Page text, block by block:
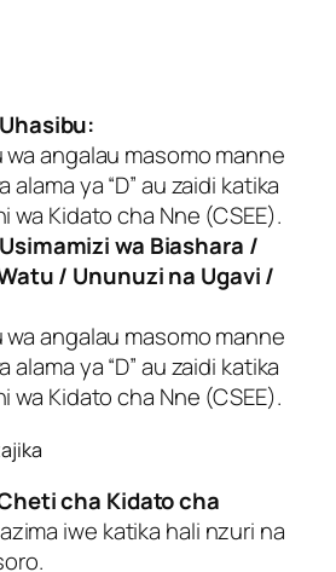
wa angalau masomo manne
alama ya “D” au zaidi katika
wa Kidato cha Nne (CSEE).
wa Biashara /
/ Ununuzi na Ugavi /
wa angalau masomo manne
alama ya “D” au zaidi katika
wa Kidato cha Nne (CSEE).
cha Kidato cha
iwe katika hali nzuri na